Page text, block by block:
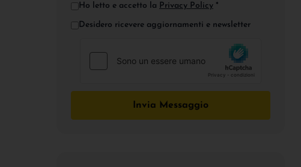
Ho letto e accetto la Privacy Policy *
Desidero ricevere aggiornamenti e newsletter
Invia Messaggio